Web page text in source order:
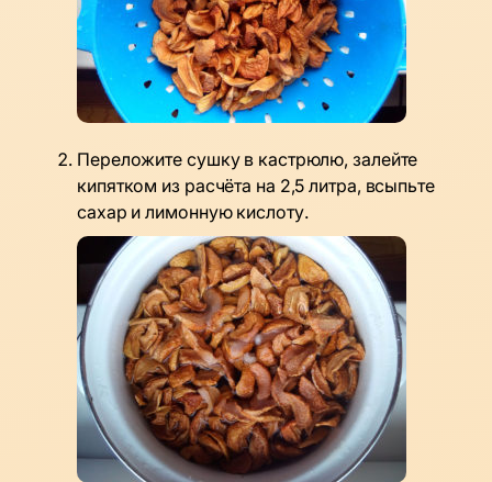
Переложите сушку в кастрюлю, залейте
кипятком из расчёта на 2,5 литра, всыпьте
сахар и лимонную кислоту.